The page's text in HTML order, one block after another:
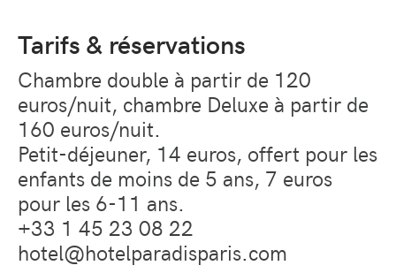
Tarifs & réservations
Chambre double à partir de 120
euros/nuit, chambre Deluxe à partir de
160 euros/nuit.
Petit-déjeuner, 14 euros, offert pour les
enfants de moins de 5 ans, 7 euros
pour les 6-11 ans.
+33 1 45 23 08 22
hotel@hotelparadisparis.com